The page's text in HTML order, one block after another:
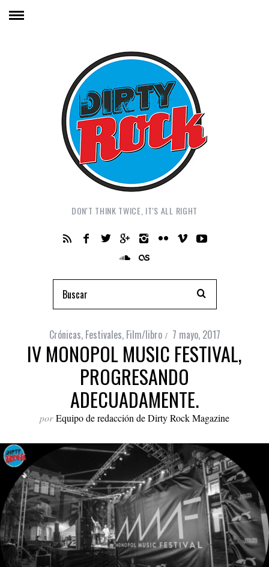
DON'T THINK TWICE, IT'S ALL RIGHT
Crónicas, Festivales, Film/libro 7 mayo, 2017
IV MONOPOL MUSIC FESTIVAL,
PROGRESANDO
ADECUADAMENTE.
por Equipo de redacción de Dirty Rock Magazine